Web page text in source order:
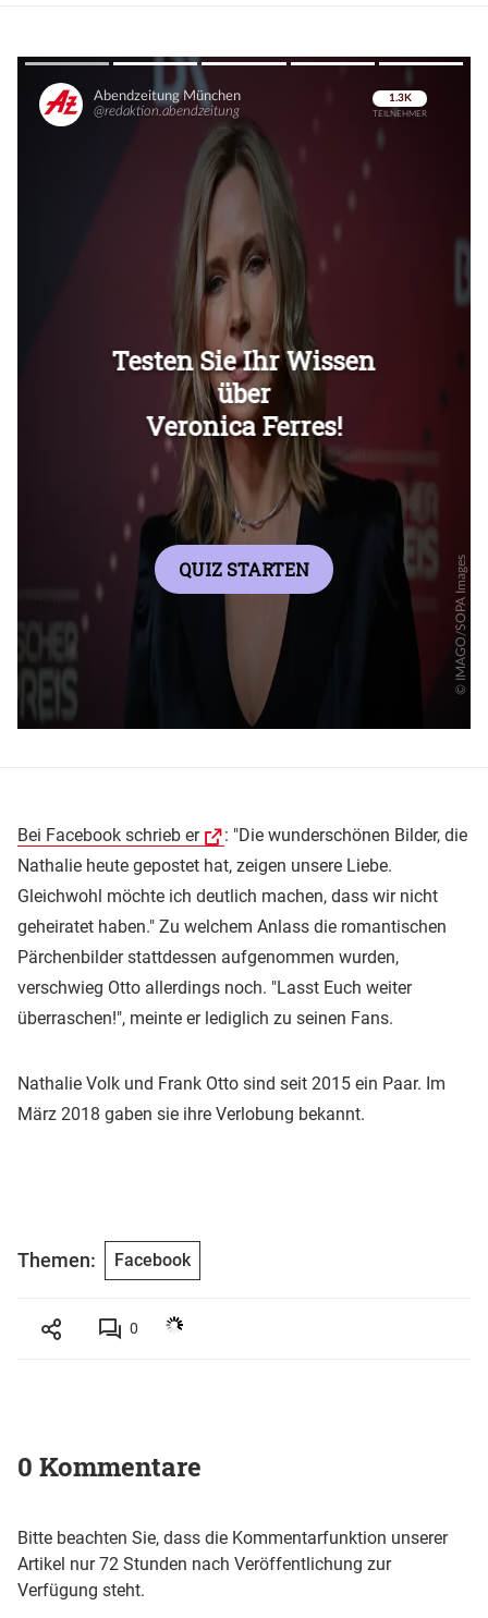
Überspringen
Bei Facebook schrieb er
: "Die wunderschönen Bilder, die
Nathalie heute gepostet hat, zeigen unsere Liebe.
Gleichwohl möchte ich deutlich machen, dass wir nicht
geheiratet haben." Zu welchem Anlass die romantischen
Pärchenbilder stattdessen aufgenommen wurden,
verschwieg Otto allerdings noch. "Lasst Euch weiter
überraschen!", meinte er lediglich zu seinen Fans.
Nathalie Volk und Frank Otto sind seit 2015 ein Paar. Im
März 2018 gaben sie ihre Verlobung bekannt.
Themen: Facebook
0
0 Kommentare
Bitte beachten Sie, dass die Kommentarfunktion unserer
Artikel nur 72 Stunden nach Veröffentlichung zur
Verfügung steht.